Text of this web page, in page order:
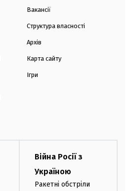
Вакансії
Структура власності
Архів
Карта сайту
Ігри
Війна Росії з
Україною
Ракетні обстріли